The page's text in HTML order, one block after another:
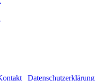
Datenschutzerklärung